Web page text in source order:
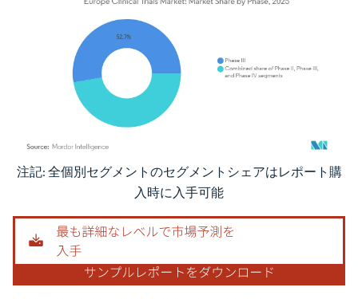
画像 © Mordor Intelligence。再利用にはCC BY 4.0の表示が必要です。
注記: 全個別セグメントのセグメントシェアはレポート購
入時に入手可能